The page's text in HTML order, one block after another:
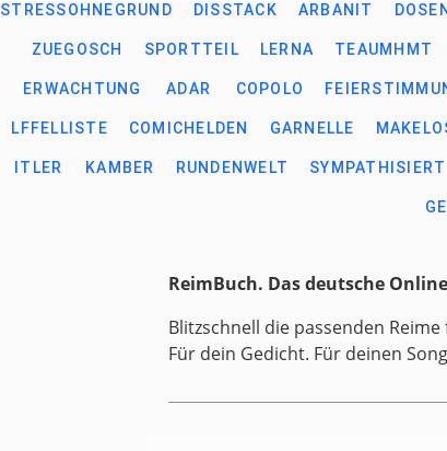
STRESSOHNEGRUND DISSTACK ARBANIT
ZUEGOSCH SPORTTEIL LERNA TEAUMHMT
ERWACHTUNG ADAR COPOLO
LFFELLISTE COMICHELDEN GARNELLE
ITLER KAMBER RUNDENWELT SYMPATHISIERT
ReimBuch. Das deutsche
Blitzschnell die passenden
Für dein Gedicht. Für deinen